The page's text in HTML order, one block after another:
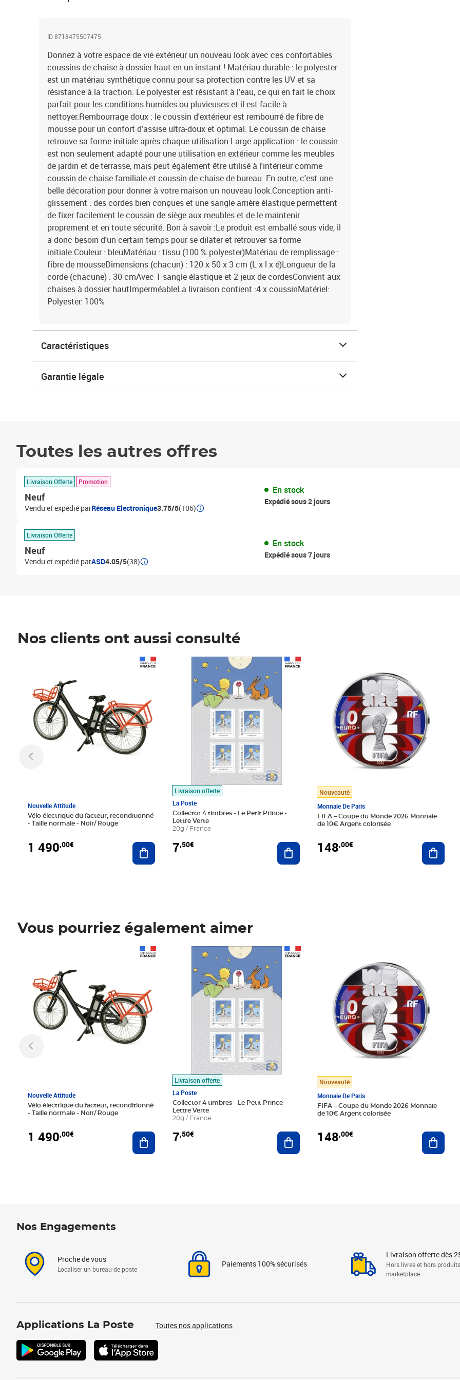
ID 8718475507475
Donnez à votre espace de vie extérieur un nouveau look avec ces confortables
coussins de chaise à dossier haut en un instant ! Matériau durable : le polyester
est un matériau synthétique connu pour sa protection contre les UV et sa
résistance à la traction. Le polyester est résistant à l'eau, ce qui en fait le choix
parfait pour les conditions humides ou pluvieuses et il est facile à
nettoyer.Rembourrage doux : le coussin d'extérieur est rembourré de fibre de
mousse pour un confort d'assise ultra-doux et optimal. Le coussin de chaise
retrouve sa forme initiale après chaque utilisation.Large application : le coussin
est non seulement adapté pour une utilisation en extérieur comme les meubles
de jardin et de terrasse, mais peut également être utilisé à l'intérieur comme
coussin de chaise familiale et coussin de chaise de bureau. En outre, c'est une
belle décoration pour donner à votre maison un nouveau look.Conception anti-
glissement : des cordes bien conçues et une sangle arrière élastique permettent
de fixer facilement le coussin de siège aux meubles et de le maintenir
proprement et en toute sécurité. Bon à savoir :Le produit est emballé sous vide, il
a donc besoin d'un certain temps pour se dilater et retrouver sa forme
initiale.Couleur : bleuMatériau : tissu (100 % polyester)Matériau de remplissage :
fibre de mousseDimensions (chacun) : 120 x 50 x 3 cm (L x l x é)Longueur de la
corde (chacune) : 30 cmAvec 1 sangle élastique et 2 jeux de cordesConvient aux
chaises à dossier hautImperméableLa livraison contient :4 x coussinMatériel:
Polyester: 100%
Caractéristiques
Garantie légale
Toutes les autres offres
Livraison Offerte Promotion
Neuf
Vendu et expédié parRéseau Electronique3.75/5(106)
En stock
Expédié sous 2 jours
Livraison Offerte
Neuf
Vendu et expédié parASD4.05/5(38)
En stock
Expédié sous 7 jours
Nos clients ont aussi consulté
Nouvelle Attitude
Vélo électrique du facteur, reconditionné
- Taille normale - Noir/ Rouge
1 490,00€ Ajouter au panier
Livraison offerte
La Poste
Collector 4 timbres - Le Petit Prince -
Lettre Verte
20g / France
7,50€
Prix 7,50€
Ajouter au panier
Nouveauté
Monnaie De Paris
FIFA – Coupe du Monde 2026 Monnaie
de 10€ Argent colorisée
148,00€
Vous pourriez également aimer
Nouvelle Attitude
Vélo électrique du facteur, reconditionné
- Taille normale - Noir/ Rouge
1 490,00€ Ajouter au panier
Livraison offerte
La Poste
Collector 4 timbres - Le Petit Prince -
Lettre Verte
20g / France
7,50€
Prix 7,50€
Ajouter au panier
Nouveauté
Monnaie De Paris
FIFA – Coupe du Monde 2026 Monnaie
de 10€ Argent colorisée
148,00€
Nos Engagements
Proche de vous
Localiser un bureau de poste
Paiements 100% sécurisés
Livraison offerte dès
Hors livres et hors produits
marketplace
Applications La Poste Toutes nos applications